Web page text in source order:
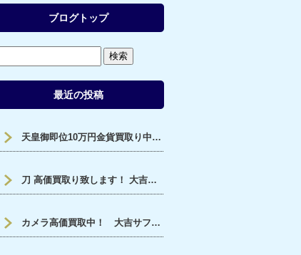
ブログトップ
最近の投稿
天皇御即位10万円金貨買取り中です。福山市、大吉サファ福山店です。
刀 高価買取り致します！ 大吉サファ福山店です。
カメラ高価買取中！ 大吉サファ福山です！